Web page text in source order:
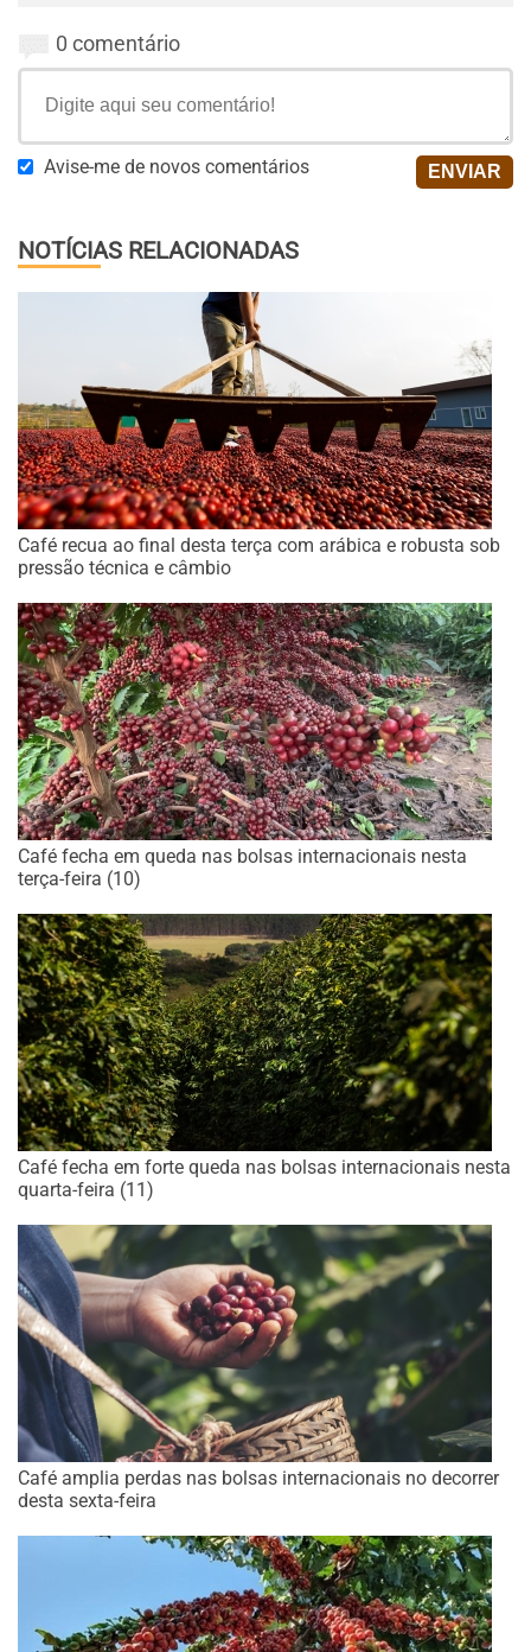
0 comentário
Avise-me de novos comentários
NOTÍCIAS RELACIONADAS
Café recua ao final desta terça com arábica e robusta sob
pressão técnica e câmbio
Café fecha em queda nas bolsas internacionais nesta
terça-feira (10)
Café fecha em forte queda nas bolsas internacionais nesta
quarta-feira (11)
Café amplia perdas nas bolsas internacionais no decorrer
desta sexta-feira